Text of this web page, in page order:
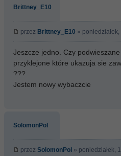
Brittney_E10
przez Brittney_E10 »
Jeszcze jedno. Czy
przyklejone które ukazuja sie
???
Jestem nowy wybaczcie
SolomonPol
przez SolomonPol » poniedziałek,